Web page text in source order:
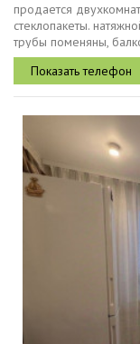
продается
стеклопакеты.
трубы поменяны,
рядом транспортная
детские...